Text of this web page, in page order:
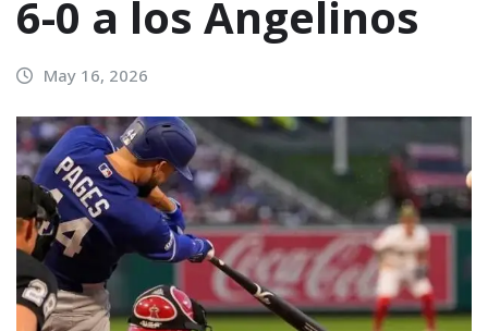
6-0 a los Angelinos
May 16, 2026